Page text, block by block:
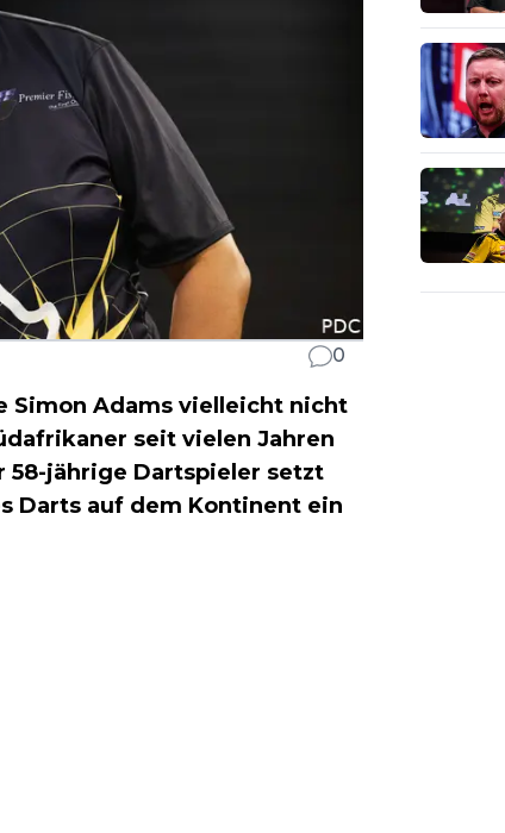
0
Simon Adams vielleicht nicht
seit vielen Jahren
58-jährige Dartspieler setzt
Darts auf dem Kontinent ein